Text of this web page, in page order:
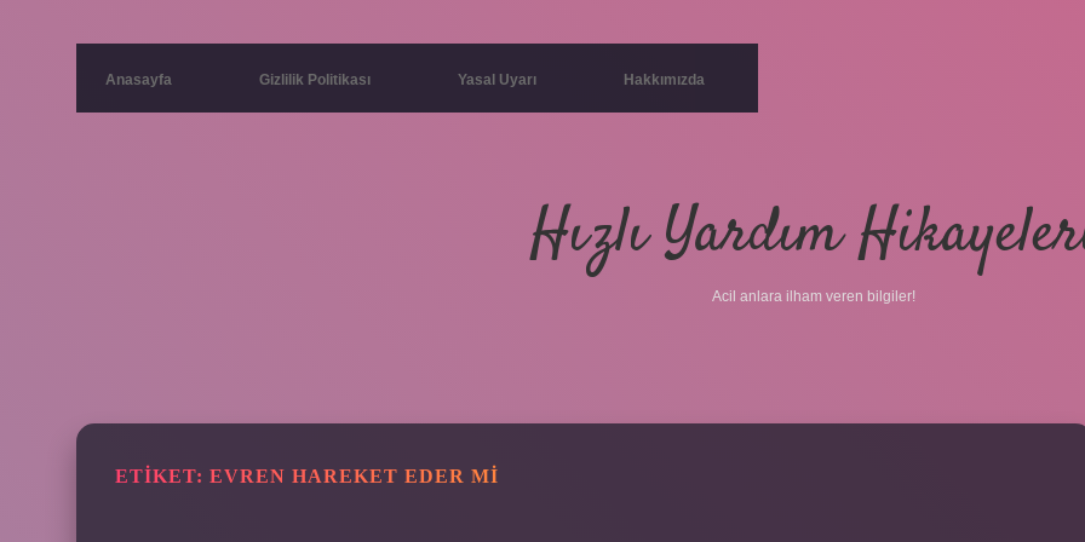
Anasayfa Gizlilik Politikası Yasal Uyarı Hakkımızda
Hızlı Yardım
Acil anlara ilham veren bilgiler!
ETIKET: EVREN HAREKET EDER MI